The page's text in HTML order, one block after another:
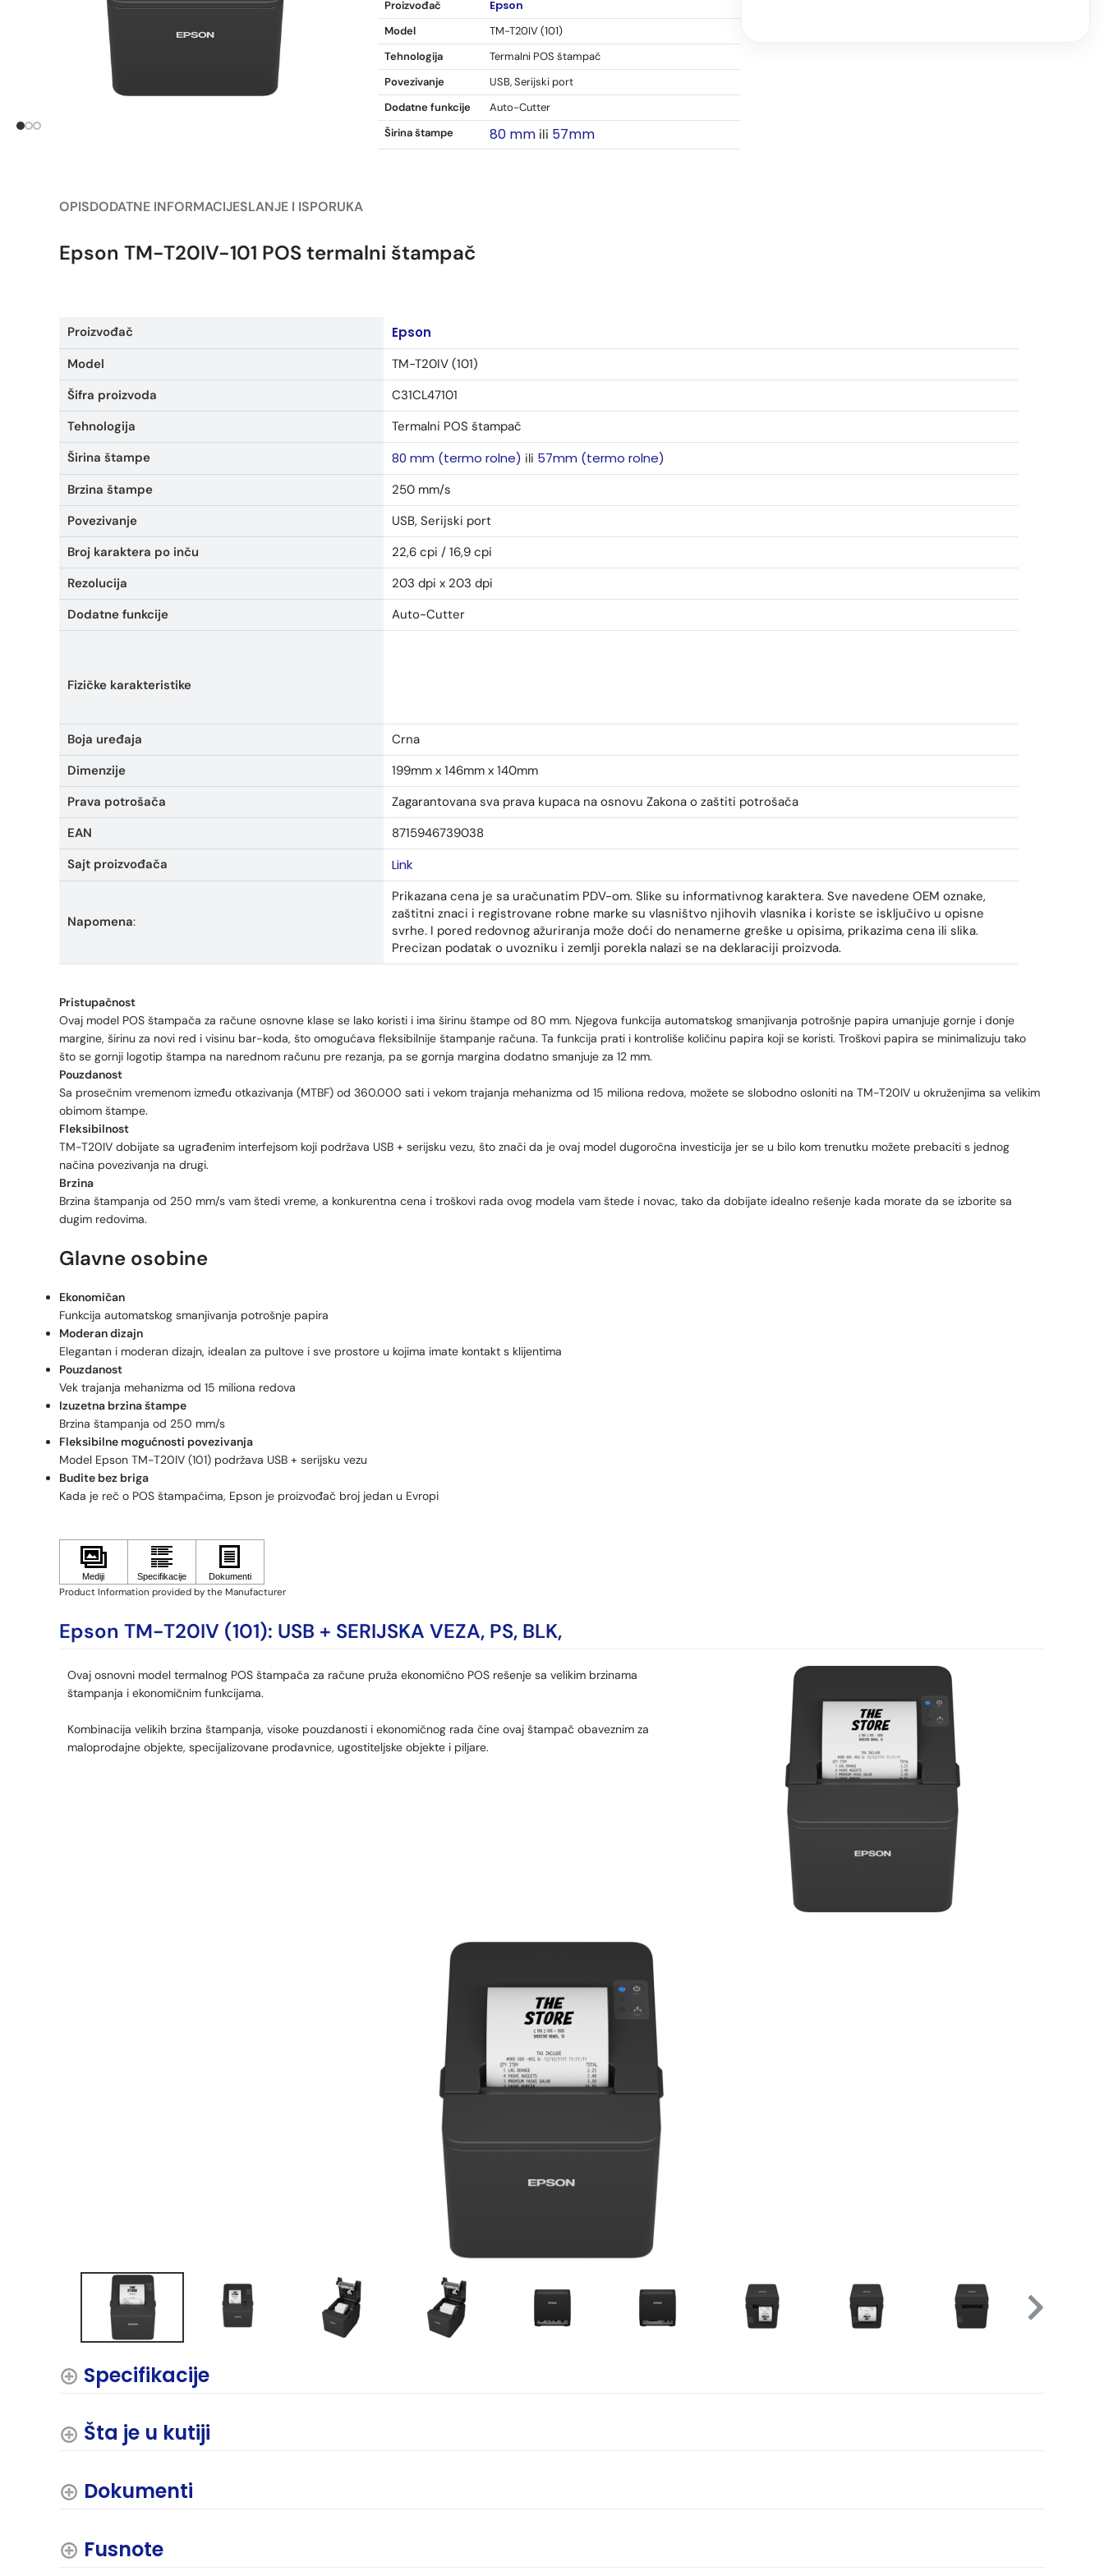
Proizvođač Epson
Model
TM-T20IV (101)
Tehnologija
Termalni POS štampač
Povezivanje
USB, Serijski port
Dodatne funkcije
Auto-Cutter
Širina štampe
80 mmili 57mm
OPISDODATNE INFORMACIJESLANJE I ISPORUKA
Epson TM-T20IV-101 POS termalni štampač
Proizvođač Epson
Model
TM-T20IV (101)
Šifra proizvoda
C31CL47101
Tehnologija
Termalni POS štampač
Širina štampe
80 mm (termo rolne) ili 57mm (termo rolne)
Brzina štampe
250 mm/s
Povezivanje
USB, Serijski port
Broj karaktera po inču
22,6 cpi / 16,9 cpi
Rezolucija
203 dpi x 203 dpi
Dodatne funkcije
Auto-Cutter
Fizičke karakteristike
Boja uređaja
Crna
Dimenzije
199mm x 146mm x 140mm
Prava potrošača
Zagarantovana sva prava kupaca na osnovu Zakona o zaštiti potrošača
EAN
8715946739038
Sajt proizvođača
Link
Napomena:
Prikazana cena je sa uračunatim PDV-om. Slike su informativnog karaktera. Sve navedene OEM oznake,
zaštitni znaci i registrovane robne marke su vlasništvo njihovih vlasnika i koriste se isključivo u opisne
svrhe. I pored redovnog ažuriranja može doći do nenamerne greške u opisima, prikazima cena ili slika.
Precizan podatak o uvozniku i zemlji porekla nalazi se na deklaraciji proizvoda.
Pristupačnost
Ovaj model POS štampača za račune osnovne klase se lako koristi i ima širinu štampe od 80 mm. Njegova funkcija automatskog smanjivanja potrošnje papira umanjuje gornje i donje
margine, širinu za novi red i visinu bar-koda, što omogućava fleksibilnije štampanje računa. Ta funkcija prati i kontroliše količinu papira koji se koristi. Troškovi papira se minimalizuju tako
što se gornji logotip štampa na narednom računu pre rezanja, pa se gornja margina dodatno smanjuje za 12 mm.
Pouzdanost
Sa prosečnim vremenom između otkazivanja (MTBF) od 360.000 sati i vekom trajanja mehanizma od 15 miliona redova, možete se slobodno osloniti na TM-T20IV u okruženjima sa velikim
obimom štampe.
Fleksibilnost
TM-T20IV dobijate sa ugrađenim interfejsom koji podržava USB + serijsku vezu, što znači da je ovaj model dugoročna investicija jer se u bilo kom trenutku možete prebaciti s jednog
načina povezivanja na drugi.
Brzina
Brzina štampanja od 250 mm/s vam štedi vreme, a konkurentna cena i troškovi rada ovog modela vam štede i novac, tako da dobijate idealno rešenje kada morate da se izborite sa
dugim redovima.
Glavne osobine
Ekonomičan
Funkcija automatskog smanjivanja potrošnje papira
Moderan dizajn
Elegantan i moderan dizajn, idealan za pultove i sve prostore u kojima imate kontakt s klijentima
Pouzdanost
Vek trajanja mehanizma od 15 miliona redova
Izuzetna brzina štampe
Brzina štampanja od 250 mm/s
Fleksibilne mogućnosti povezivanja
Model Epson TM-T20IV (101) podržava USB + serijsku vezu
Budite bez briga
Kada je reč o POS štampačima, Epson je proizvođač broj jedan u Evropi
Product Information provided by the Manufacturer
Epson TM-T20IV (101): USB + SERIJSKA VEZA, PS, BLK,
Ovaj osnovni model termalnog POS štampača za račune pruža ekonomično POS rešenje sa velikim brzinama
štampanja i ekonomičnim funkcijama.
Kombinacija velikih brzina štampanja, visoke pouzdanosti i ekonomičnog rada čine ovaj štampač obaveznim za
maloprodajne objekte, specijalizovane prodavnice, ugostiteljske objekte i piljare.
Specifikacije
Šta je u kutiji
Dokumenti
Fusnote